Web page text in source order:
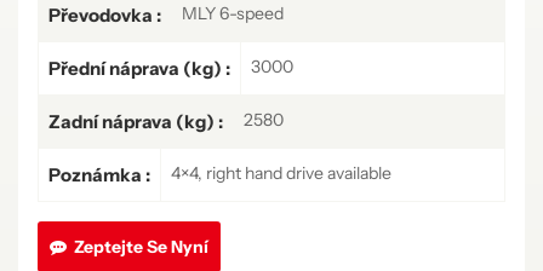
Převodovka : MLY 6-speed
Přední náprava (kg) : 3000
Zadní náprava (kg) : 2580
Poznámka : 4×4, right hand drive available
Zeptejte Se Nyní